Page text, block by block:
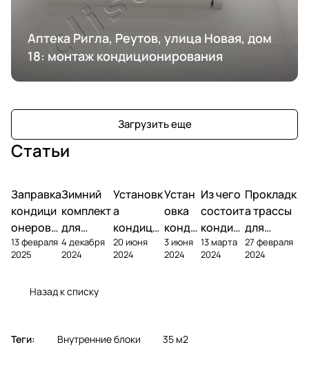
Аптека Ригла, Реутов, улица Новая, дом
18: монтаж кондиционирования
Загрузить еще
Статьи
Заправка
кондици
онеров
фреоном
13 февраля
2025
Зимний
комплект
для
кондици
онера
4 декабря
2024
Установк
а
кондици
онера на
фасаде
20 июня
2024
Устан
овка
конди
ционе
ра
3 июня
2024
Из чего
состоит
кондиц
ионер?
13 марта
2024
Прокладк
а трассы
для
кондицио
нера
27 февраля
2024
Назад к списку
Теги: Внутренние блоки 35 м2